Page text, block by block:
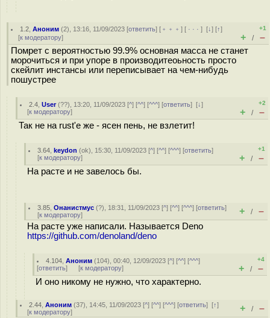
1.2 ,Аноним (2), 13:16, 11/09/2023 [ответить] [ ﹢﹢﹢] [ · · ·][↓] [↑]
[к модератору]
+1
+ / –
Помрет с вероятностью 99.9% основная масса не станет
морочиться и при упоре в производитеоьность просто
скейлит инстансы или переписывает на чем-нибудь
пошустрее
2.4 ,User(??), 13:20, 11/09/2023 [^] [^^] [^^^] [ответить][↓]
[к модератору]
+2
+ / –
Так не на rust'е же - ясен пень, не взлетит!
3.64 ,keydon (ok), 15:30, 11/09/2023 [^] [^^] [^^^] [ответить]
[к модератору]
+1
+ / –
На расте и не завелось бы.
3.85 ,Онанистмус (?), 18:31, 11/09/2023 [^] [^^] [^^^] [ответить]
[к модератору] + / –
На расте уже написали. Называется Deno
https://github.com/denoland/deno
4.104 ,Аноним (104), 00:40, 12/09/2023 [^] [^^] [^^^]
[ответить] [к модератору]
+4
+ / –
И оно никому не нужно, что характерно.
2.44 ,Аноним (37), 14:45, 11/09/2023 [^] [^^] [^^^] [ответить][↑]
[к модератору] + / –